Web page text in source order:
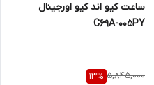
ساعت کیو اند کیو اورجینال
C69A-005PY
5,845,000
13%